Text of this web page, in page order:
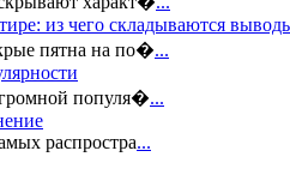
из чего складываются
пятна на по�...
популя�...
распростра...